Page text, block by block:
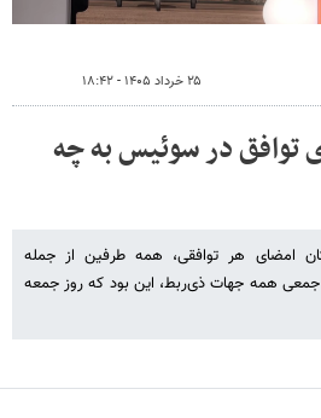
۲۵ خرداد ۱۴۰۵ - ۱۸:۴۲
توافق در سوئیس به چه
امضای هر توافقی، همه طرفین از جمله
جمعی همه جهات ذی‌ربط، این بود که روز جمعه